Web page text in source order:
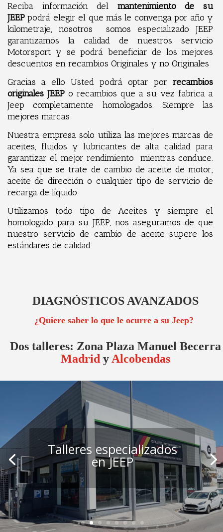
Reciba información del mantenimiento de su
JEEP podrá elegir el que más le convenga por año y
kilometraje, nosotros somos especializado JEEP
garantizamos la calidad de nuestros servicio
Motorsport y se podrá beneficiar de los mejores
descuentos en recambios Originales y no Originales
Gracias a ello Usted podrá optar por recambios
originales JEEP o recambios que a su vez fabrica a
Jeep completamente homologados. Siempre las
mejores marcas
Nuestra empresa solo utiliza las mejores marcas de
aceites, fluidos y lubricantes de alta calidad para
garantizar el mejor rendimiento mientras conduce.
Ya sea que se trate de cambio de aceite de motor,
aceite de dirección o cualquier tipo de servicio de
recarga de líquido.
Utilizamos todo tipo de Aceites y siempre el
homologado para su JEEP, nos aseguramos de que
nuestro servicio de cambio de aceite supere los
estándares de calidad.
DIAGNÓSTICOS AVANZADOS
¿Quiere saber lo que le ocurre a su Jeep?
Dos talleres: Zona Plaza Manuel Becerra
Madrid y Alcobendas
Talleres especializados
en JEEP